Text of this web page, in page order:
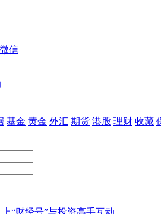
微信
基金 黄金 外汇 期货 港股 理财 收藏
上“财经号”与投资高手互动